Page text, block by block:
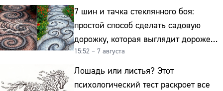
7 шин и тачка стеклянного боя:
простой способ сделать садовую
дорожку, которая выглядит дороже
гранита
15:52 – 7 августа
Лошадь или листья? Этот
психологический тест раскроет все